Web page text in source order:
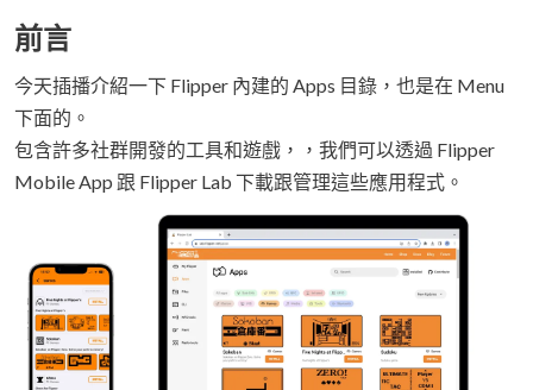
前言
今天插播介紹一下 Flipper 內建的 Apps 目錄，也是在 Menu
下面的。
包含許多社群開發的工具和遊戲，，我們可以透過 Flipper
Mobile App 跟 Flipper Lab 下載跟管理這些應用程式。